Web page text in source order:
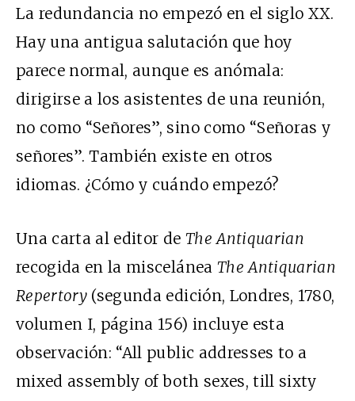
La redundancia no empezó en el siglo XX.
Hay una antigua salutación que hoy
parece normal, aunque es anómala:
dirigirse a los asistentes de una reunión,
no como “Señores”, sino como “Señoras y
señores”. También existe en otros
idiomas. ¿Cómo y cuándo empezó?
Una carta al editor de The Antiquarian
recogida en la miscelánea The Antiquarian
Repertory (segunda edición, Londres, 1780,
volumen I, página 156) incluye esta
observación: “All public addresses to a
mixed assembly of both sexes, till sixty